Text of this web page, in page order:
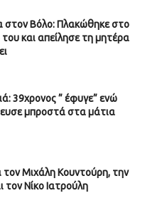
στον Βόλο: Πλακώθηκε στο
και απείλησε τη μητέρα
39χρονος ” έφυγε” ενώ
μπροστά στα μάτια
Μιχάλη Κουντούρη, την
τον Νίκο Ιατρούλη